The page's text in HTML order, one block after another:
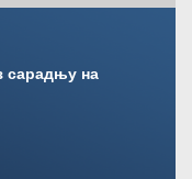
сарадњу на